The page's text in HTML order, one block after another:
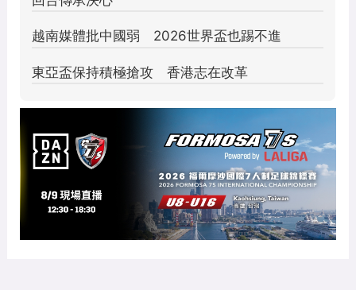
球員表現 39歲拉莫斯讚墨超逐
步崛起
2025 年 7 月 3 日 / 作者: